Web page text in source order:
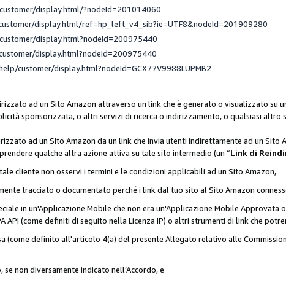
display.html/?nodeId=201014060
display.html/ref=hp_left_v4_sib?ie=UTF8&nodeId=201909280
display.html?nodeId=200975440
display.html?nodeId=200975440
customer/display.html?nodeId=GCX77V9988LUPMB2
ad un Sito Amazon attraverso un link che è generato o visualizzato su
sponsorizzata, o altri servizi di ricerca o indirizzamento, o qualsiasi
ad un Sito Amazon da un link che invia utenti indirettamente ad un Sito
qualche altra azione attiva su tale sito intermedio (un “Link di
cliente non osservi i termini e le condizioni applicabili ad un Sito Amazon,
tracciato o documentato perché i link dal tuo sito al Sito Amazon
in un'Applicazione Mobile che non era un'Applicazione Mobile Approvata
API (come definiti di seguito nella Licenza IP) o altri strumenti di link che
(come definito all'articolo 4(a) del presente Allegato relativo alle
non diversamente indicato nell’Accordo, e